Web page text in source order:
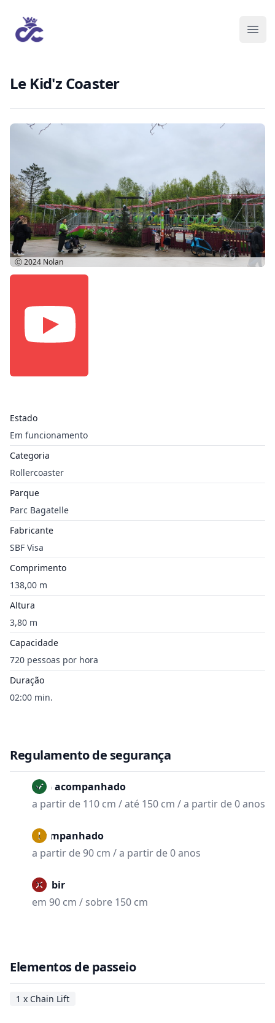
Le Kid'z Coaster
Estado
Em funcionamento
Categoria
Rollercoaster
Parque
Parc Bagatelle
Fabricante
SBF Visa
Comprimento
138,00 m
Altura
3,80 m
Capacidade
720 pessoas por hora
Duração
02:00 min.
Ⓒ 2024 Nolan
Regulamento de segurança
Não acompanhado
a partir de 110 cm / até 150 cm / a partir de 0 anos
Acompanhado
a partir de 90 cm / a partir de 0 anos
Proibir
em 90 cm / sobre 150 cm
Elementos de passeio
1 x Chain Lift